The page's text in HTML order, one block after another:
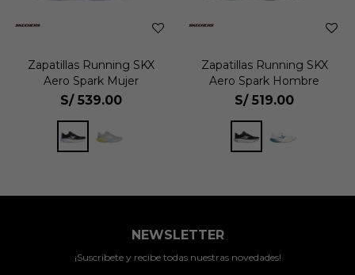
Zapatillas Running SKX
Aero Spark Mujer
S/ 539.00
Zapatillas Running SKX
Aero Spark Hombre
S/ 519.00
NEWSLETTER
¡Suscríbete y recibe todas nuestras novedades!